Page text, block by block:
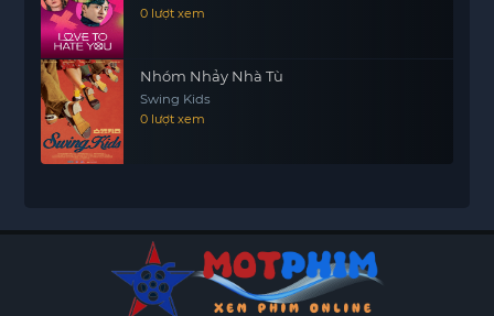
0 lượt xem
Nhóm Nhảy Nhà Tù
Swing Kids
0 lượt xem